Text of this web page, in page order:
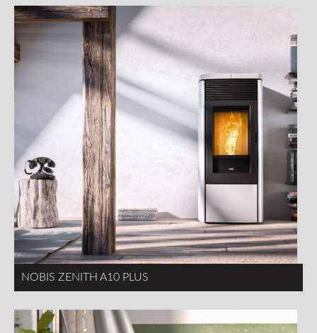
NOBIS ZENITH A10 PLUS